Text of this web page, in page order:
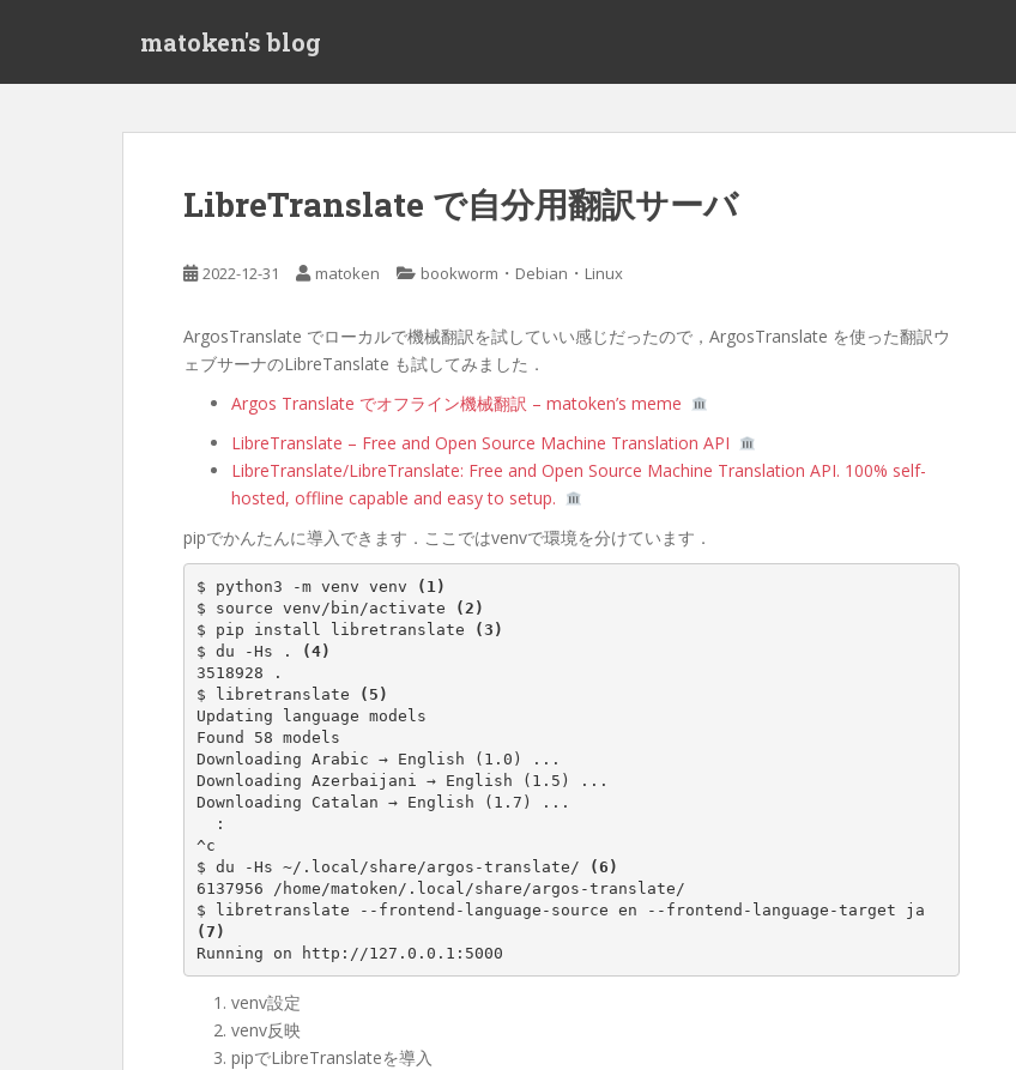
matoken's blog
LibreTranslate で自分用翻訳サーバ
2022-12-31 matoken bookworm ・ Debian ・ Linux
ArgosTranslate でローカルで機械翻訳を試していい感じだったので，ArgosTranslate を使った翻訳ウ
ェブサーナのLibreTanslate も試してみました．
Argos Translate でオフライン機械翻訳 – matoken’s meme
LibreTranslate – Free and Open Source Machine Translation API
LibreTranslate/LibreTranslate: Free and Open Source Machine Translation API. 100% self-
hosted, offline capable and easy to setup.
pipでかんたんに導入できます．ここではvenvで環境を分けています．
$ python3 -m venv venv
(1)
$ source venv/bin/activate
(2)
$ pip install libretranslate
(3)
$ du -Hs .
(4)
3518928 .
$ libretranslate
(5)
Updating language models
Found 58 models
Downloading Arabic → English (1.0) ...
Downloading Azerbaijani → English (1.5) ...
Downloading Catalan → English (1.7) ...
^c
$ du -Hs ~/.local/share/argos-translate/
(6)
6137956 /home/matoken/.local/share/argos-translate/
(7)
Running on http://127.0.0.1:5000
venv設定
venv反映
pipでLibreTranslateを導入